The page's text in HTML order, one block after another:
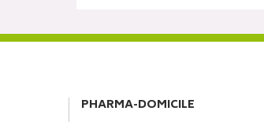
PHARMA-DOMICILE